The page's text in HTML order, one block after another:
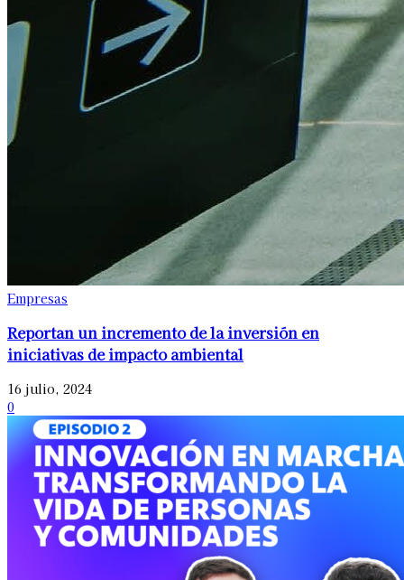
Empresas
Reportan un incremento de la inversión en
iniciativas de impacto ambiental
16 julio, 2024
0